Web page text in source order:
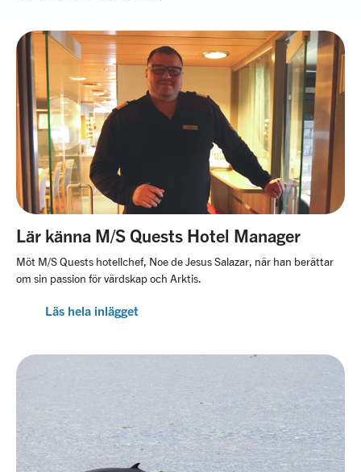
Lär känna M/S Quests Hotel Manager
Möt M/S Quests hotellchef, Noe de Jesus Salazar, när han berättar
om sin passion för värdskap och Arktis.
Läs hela inlägget